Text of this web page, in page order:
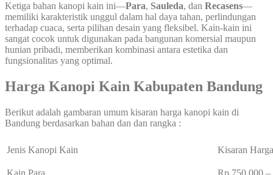
Ketiga bahan kanopi kain ini—Para, Sauleda, dan Recasens—
memiliki karakteristik unggul dalam hal daya tahan, perlindungan
terhadap cuaca, serta pilihan desain yang fleksibel. Kain-kain ini
sangat cocok untuk digunakan pada bangunan komersial maupun
hunian pribadi, memberikan kombinasi antara estetika dan
fungsionalitas yang optimal.
Harga Kanopi Kain Kabupaten Bandung
Berikut adalah gambaran umum kisaran harga kanopi kain di
Bandung berdasarkan bahan dan dan rangka :
Jenis Kanopi Kain Kisaran
Kain Para Rp 750.000